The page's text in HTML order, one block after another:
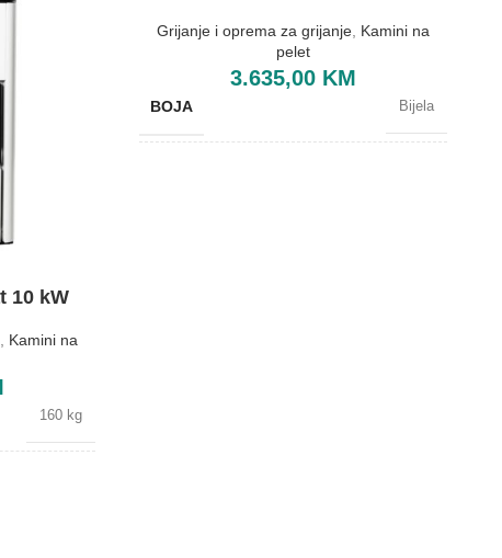
10 kW
Kamini na
160 kg
Grijanje i oprema za grijanje Kamini na
pelet
3.635,00 KM
BOJA Bijela